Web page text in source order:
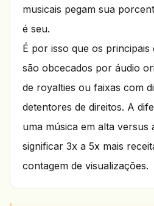
musicais pegam sua
é seu.
É por isso que os
são obcecados por áudio
de royalties ou faixas com
detentores de direitos. A
uma música em alta versus
significar 3x a 5x mais
contagem de visualizações.